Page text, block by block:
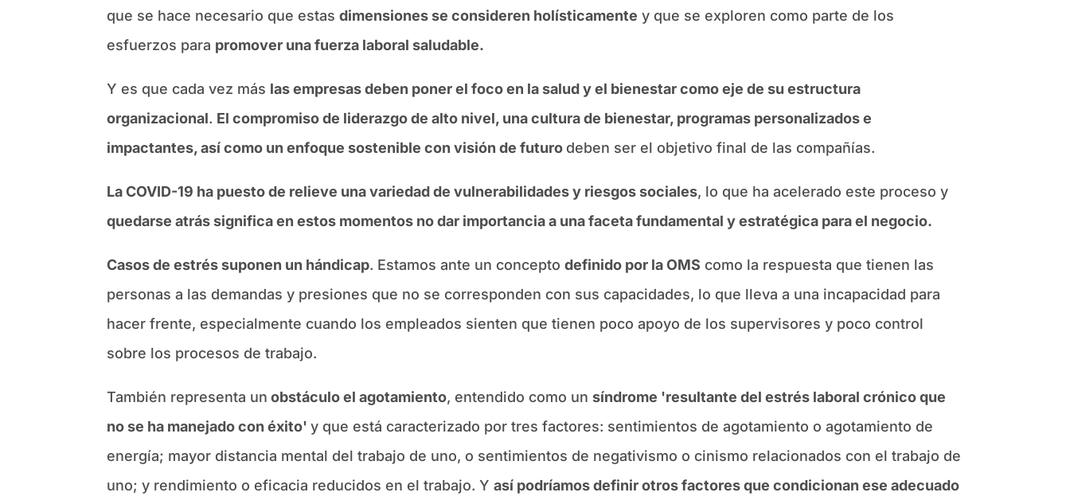
que se hace necesario que estasdimensiones se consideren holísticamente y que se exploren como parte de los
esfuerzos para promover una fuerza laboral saludable.
Y es que cada vez más las empresas deben poner el foco en la salud y el bienestar como eje de su estructura
organizacional. El compromiso de liderazgo de alto nivel, una cultura de bienestar, programas personalizados e
impactantes, así como un enfoque sostenible con visión de futuro deben ser el objetivo final de las compañías.
La COVID-19 ha puesto de relieve una variedad de vulnerabilidades y riesgos sociales, lo que ha acelerado este proceso y
quedarse atrás significa en estos momentos no dar importancia a una faceta fundamental y estratégica para el negocio.
Casos de estrés suponen un hándicap. Estamos ante un conceptodefinido por la OMS como la respuesta que tienen las
personas a las demandas y presiones que no se corresponden con sus capacidades, lo que lleva a una incapacidad para
hacer frente, especialmente cuando los empleados sienten que tienen poco apoyo de los supervisores y poco control
sobre los procesos de trabajo.
También representa un obstáculo el agotamiento, entendido como unsíndrome 'resultante del estrés laboral crónico que
no se ha manejado con éxito'y que está caracterizado por tres factores: sentimientos de agotamiento o agotamiento de
energía; mayor distancia mental del trabajo de uno, o sentimientos de negativismo o cinismo relacionados con el trabajo de
uno; y rendimiento o eficacia reducidos en el trabajo. Yasí podríamos definir otros factores que condicionan ese adecuado